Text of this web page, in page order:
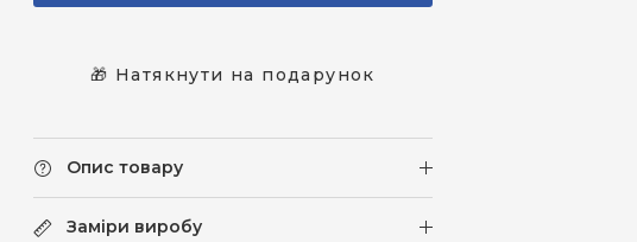
🎁 Натякнути на подарунок
Опис товару
Заміри виробу